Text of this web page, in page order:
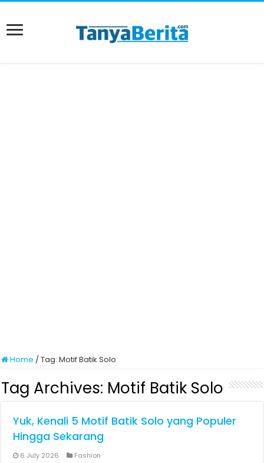
Home /Tag:Motif Batik Solo
Tag Archives: Motif Batik Solo
Yuk, Kenali 5 Motif Batik Solo yang Populer
Hingga Sekarang
6 July 2026 Fashion